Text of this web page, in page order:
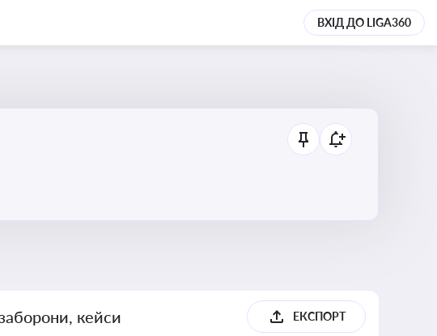
ВХІД ДО LIGA360
кейси ЕКСПОРТ